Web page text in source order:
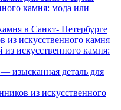
камня: мода или
в Санкт- Петербурге
из искусственного камня
искусственного камня:
изысканная деталь для
из искусственного